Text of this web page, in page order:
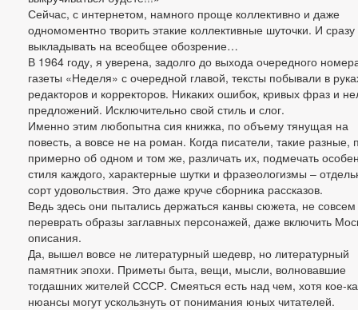
Сейчас, с интернетом, намного проще коллективно и даже
одномоментно творить этакие коллективные шуточки. И сразу
выкладывать на всеобщее обозрение…
В 1964 году, я уверена, задолго до выхода очередного
газеты «Неделя» с очередной главой, тексты побывали в
редакторов и корректоров. Никаких ошибок, кривых фраз и
предложений. Исключительно свой стиль и слог.
Именно этим любопытна сия книжка, по объему тянущая на
повесть, а вовсе не на роман. Когда писатели, такие разные,
примерно об одном и том же, различать их, подмечать
стиля каждого, характерные шутки и фразеологизмы –
сорт удовольствия. Это даже круче сборника рассказов.
Ведь здесь они пытались держаться канвы сюжета, не
переврать образы заглавных персонажей, даже включить
описания.
Да, вышел вовсе не литературный шедевр, но литературный
памятник эпохи. Приметы быта, вещи, мысли, волновавшие
тогдашних жителей СССР. Смеяться есть над чем, хотя кое-
нюансы могут ускользнуть от понимания юных читателей.